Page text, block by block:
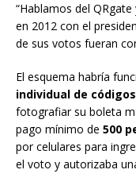
“Hablamos del
en 2012 con el
de sus votos fueran
El esquema habría
individual de
fotografiar su boleta
pago mínimo de 500
por celulares para
el voto y autorizaba